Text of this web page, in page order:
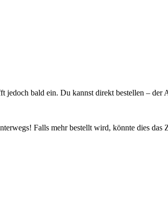
jedoch bald ein. Du kannst direkt bestellen –
Falls mehr bestellt wird, könnte dies das